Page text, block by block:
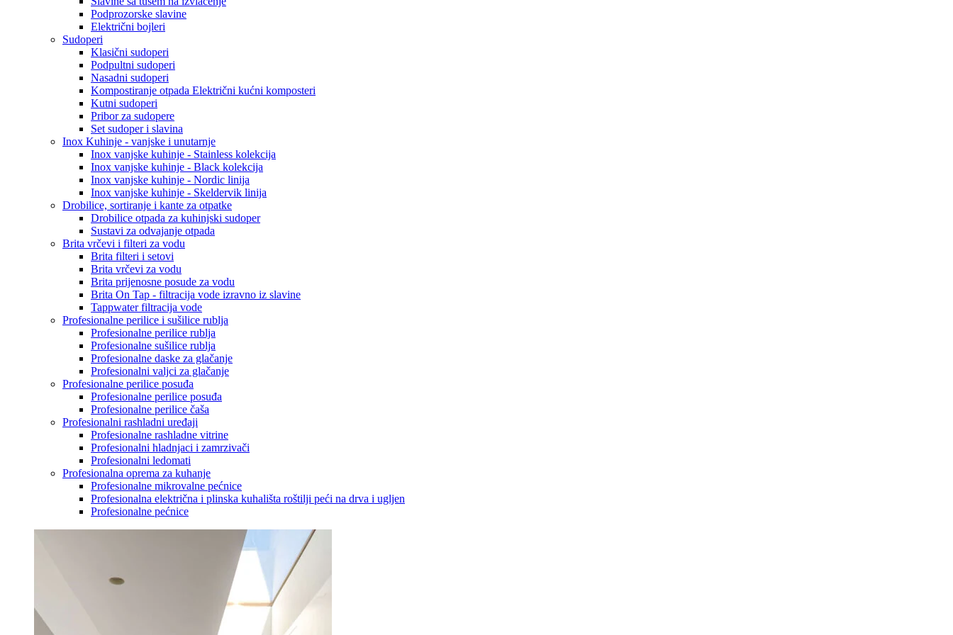
Podprozorske slavine
Električni bojleri
Sudoperi
Klasični sudoperi
Podpultni sudoperi
Nasadni sudoperi
Kompostiranje otpada Električni kućni komposteri
Kutni sudoperi
Pribor za sudopere
Set sudoper i slavina
Inox Kuhinje - vanjske i unutarnje
Inox vanjske kuhinje - Stainless kolekcija
Inox vanjske kuhinje - Black kolekcija
Inox vanjske kuhinje - Nordic linija
Inox vanjske kuhinje - Skeldervik linija
Drobilice, sortiranje i kante za otpatke
Drobilice otpada za kuhinjski sudoper
Sustavi za odvajanje otpada
Brita vrčevi i filteri za vodu
Brita filteri i setovi
Brita vrčevi za vodu
Brita prijenosne posude za vodu
Brita On Tap - filtracija vode izravno iz slavine
Tappwater filtracija vode
Profesionalne perilice i sušilice rublja
Profesionalne perilice rublja
Profesionalne sušilice rublja
Profesionalne daske za glačanje
Profesionalni valjci za glačanje
Profesionalne perilice posuđa
Profesionalne perilice posuđa
Profesionalne perilice čaša
Profesionalni rashladni uređaji
Profesionalne rashladne vitrine
Profesionalni hladnjaci i zamrzivači
Profesionalni ledomati
Profesionalna oprema za kuhanje
Profesionalne mikrovalne pećnice
Profesionalna električna i plinska kuhališta roštilji peći na drva i ugljen
Profesionalne pećnice